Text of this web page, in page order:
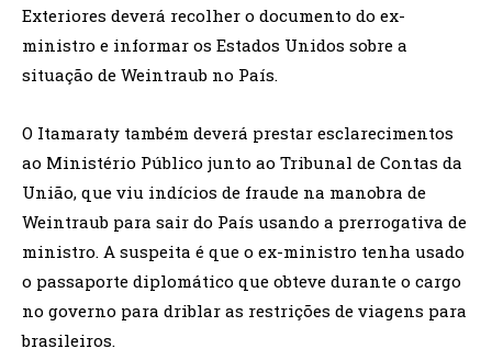
Exteriores deverá recolher o documento do ex-
ministro e informar os Estados Unidos sobre a
situação de Weintraub no País.
O Itamaraty também deverá prestar esclarecimentos
ao Ministério Público junto ao Tribunal de Contas da
União, que viu indícios de fraude na manobra de
Weintraub para sair do País usando a prerrogativa de
ministro. A suspeita é que o ex-ministro tenha usado
o passaporte diplomático que obteve durante o cargo
no governo para driblar as restrições de viagens para
brasileiros.